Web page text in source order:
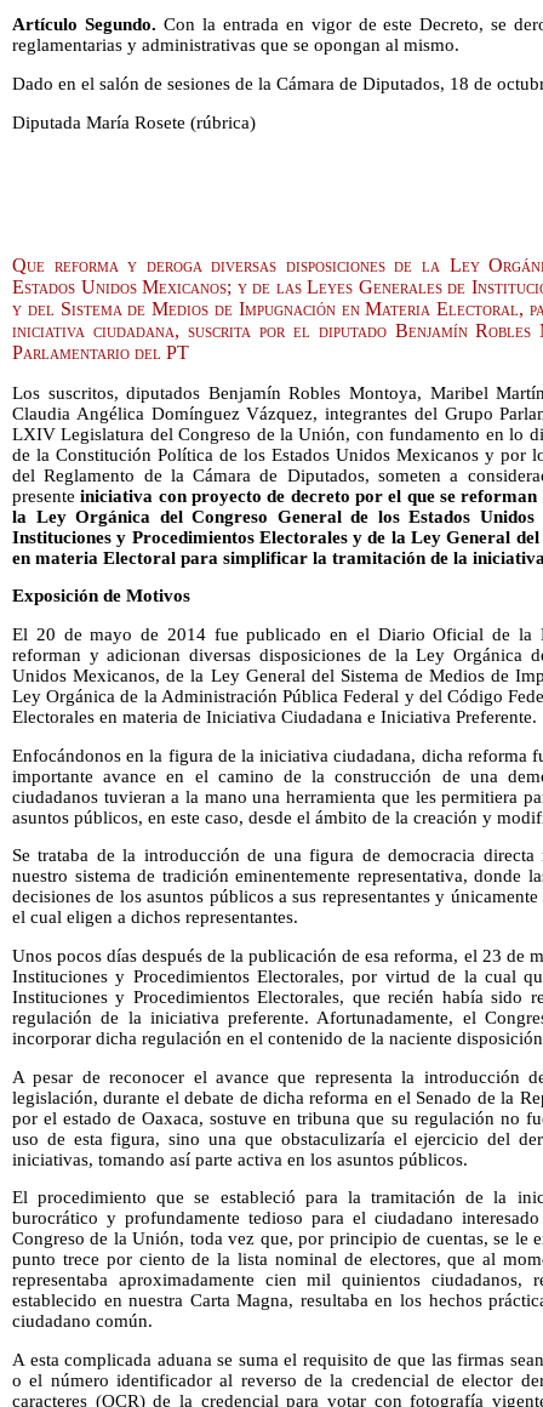
Artículo Segundo. Con la entrada en vigor de este Decreto, se
reglamentarias y administrativas que se opongan al mismo.
Dado en el salón de sesiones de la Cámara de Diputados, 18 de
Diputada María Rosete (rúbrica)
Que reforma y deroga diversas disposiciones de la Ley
Estados Unidos Mexicanos; y de las Leyes Generales de
y del Sistema de Medios de Impugnación en Materia Electoral,
iniciativa ciudadana, suscrita por el diputado Benjamín
Parlamentario del PT
Los suscritos, diputados Benjamín Robles Montoya, Maribel
Claudia Angélica Domínguez Vázquez, integrantes del Grupo
LXIV Legislatura del Congreso de la Unión, con fundamento en lo
de la Constitución Política de los Estados Unidos Mexicanos y por
del Reglamento de la Cámara de Diputados, someten a
presenteiniciativa con proyecto de decreto por el que se reforman
la Ley Orgánica del Congreso General de los Estados
Instituciones y Procedimientos Electorales y de la Ley General
en materia Electoral para simplificar la tramitación de la
Exposición de Motivos
El 20 de mayo de 2014 fue publicado en el Diario Oficial de la
reforman y adicionan diversas disposiciones de la Ley Orgánica
Unidos Mexicanos, de la Ley General del Sistema de Medios de
Ley Orgánica de la Administración Pública Federal y del Código
Electorales en materia de Iniciativa Ciudadana e Iniciativa Preferente.
Enfocándonos en la figura de la iniciativa ciudadana, dicha reforma
importante avance en el camino de la construcción de una
ciudadanos tuvieran a la mano una herramienta que les permitiera
asuntos públicos, en este caso, desde el ámbito de la creación y
Se trataba de la introducción de una figura de democracia directa
nuestro sistema de tradición eminentemente representativa, donde
decisiones de los asuntos públicos a sus representantes y
el cual eligen a dichos representantes.
Unos pocos días después de la publicación de esa reforma, el 23 de
Instituciones y Procedimientos Electorales, por virtud de la cual
Instituciones y Procedimientos Electorales, que recién había sido
regulación de la iniciativa preferente. Afortunadamente, el
incorporar dicha regulación en el contenido de la naciente
A pesar de reconocer el avance que representa la introducción
legislación, durante el debate de dicha reforma en el Senado de la
por el estado de Oaxaca, sostuve en tribuna que su regulación no
uso de esta figura, sino una que obstaculizaría el ejercicio del
iniciativas, tomando así parte activa en los asuntos públicos.
El procedimiento que se estableció para la tramitación de la
burocrático y profundamente tedioso para el ciudadano
Congreso de la Unión, toda vez que, por principio de cuentas, se le
punto trece por ciento de la lista nominal de electores, que al
representaba aproximadamente cien mil quinientos
establecido en nuestra Carta Magna, resultaba en los hechos
ciudadano común.
A esta complicada aduana se suma el requisito de que las firmas
o el número identificador al reverso de la credencial de elector
caracteres (OCR) de la credencial para votar con fotografía